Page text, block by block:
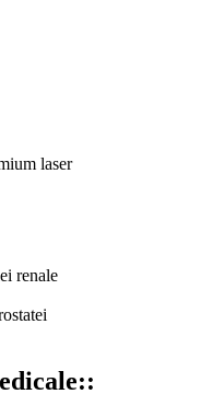
laser
renale